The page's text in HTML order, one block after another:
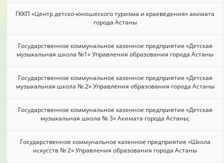
ГККП «Центр детско-юношеского туризма и краеведения» акимата
города Астаны
Государственное коммунальное казенное предприятие «Детская
музыкальная школа №1» Управления образования города Астаны
Государственное коммунальное казенное предприятие «Детская
музыкальная школа № 2» Управления образования города Астаны
Государственное коммунальное казенное предприятие «Детская
музыкальная школа № 3» Акимата города Астаны;
Государственное коммунальное казенное предприятие «Школа
искусств № 2» Управления образования города Астаны